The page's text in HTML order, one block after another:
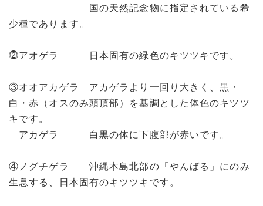
国の天然記念物に指定されている希
少種であります。
⓶アオゲラ 日本固有の緑色のキツツキです。
③オオアカゲラ アカゲラより一回り大きく、黒・
白・赤（オスのみ頭頂部）を基調とした体色のキツツ
キです。
アカゲラ 白黒の体に下腹部が赤いです。
④ノグチゲラ 沖縄本島北部の「やんばる」にのみ
生息する、日本固有のキツツキです。